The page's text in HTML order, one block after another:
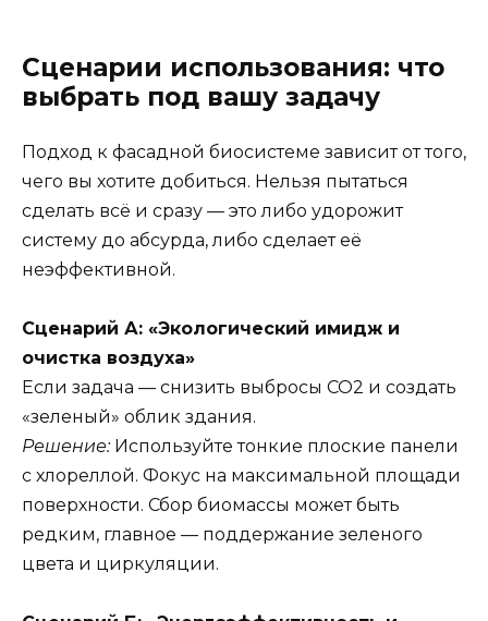
Сценарии использования: что
выбрать под вашу задачу
Подход к фасадной биосистеме зависит от того,
чего вы хотите добиться. Нельзя пытаться
сделать всё и сразу — это либо удорожит
систему до абсурда, либо сделает её
неэффективной.
Сценарий А: «Экологический имидж и
очистка воздуха»
Если задача — снизить выбросы CO2 и создать
«зеленый» облик здания.
Решение:Используйте тонкие плоские панели
с хлореллой. Фокус на максимальной площади
поверхности. Сбор биомассы может быть
редким, главное — поддержание зеленого
цвета и циркуляции.